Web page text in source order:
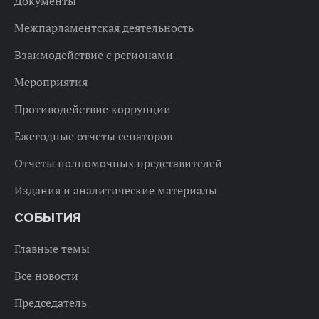
Межпарламентская деятельность
Взаимодействие с регионами
Мероприятия
Противодействие коррупции
Ежегодные отчеты сенаторов
Отчеты полномочных представителей
Издания и аналитические материалы
СОБЫТИЯ
Главные темы
Все новости
Председатель